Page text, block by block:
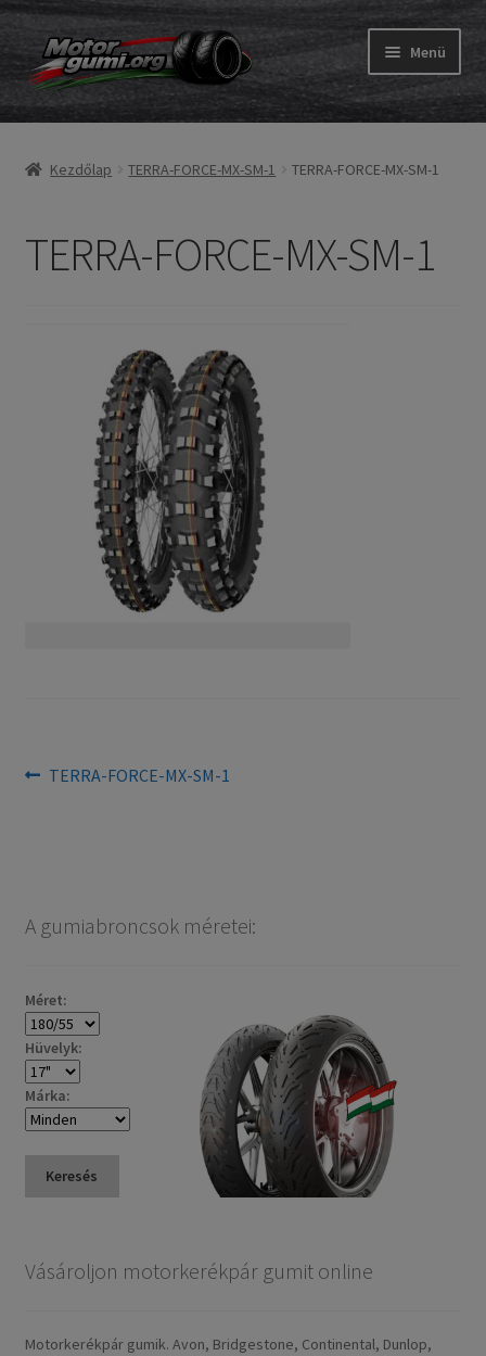
Ugrás
a
navigációhoz
Kilépés
a
tartalomba
Menü
Gumik
Expand
menu
Belső gumi és szalag
Expand
Utasítás
Kezdőlap TERRA-FORCE-MX-SM-1 TERRA-FORCE-MX-SM-1
TERRA-FORCE-MX-SM-1
Bejegyzés
Previous
TERRA-FORCE-MX-SM-1
A gumiabroncsok méretei:
Méret:
Hüvelyk:
Márka:
Keresés
Vásároljon motorkerékpár gumit online
Motorkerékpár gumik. Avon, Bridgestone, Continental, Dunlop,